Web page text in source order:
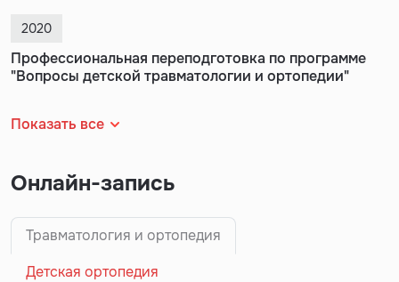
2020
Профессиональная переподготовка по программе
"Вопросы детской травматологии и ортопедии"
Показать все
Онлайн-запись
Травматология и ортопедия
Детская ортопедия